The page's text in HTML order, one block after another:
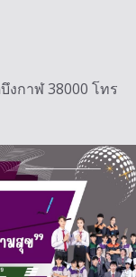
งกาฬ 38000 โทร